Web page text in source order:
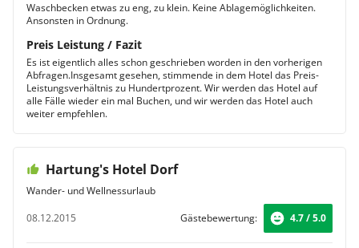
Waschbecken etwas zu eng, zu klein. Keine Ablagemöglichkeiten.
Ansonsten in Ordnung.
Preis Leistung / Fazit
Es ist eigentlich alles schon geschrieben worden in den vorherigen
Abfragen.Insgesamt gesehen, stimmende in dem Hotel das Preis-
Leistungsverhältnis zu Hundertprozent. Wir werden das Hotel auf
alle Fälle wieder ein mal Buchen, und wir werden das Hotel auch
weiter empfehlen.
Hartung's Hotel Dorf
Wander- und Wellnessurlaub
08.12.2015
Gästebewertung: 4.7 / 5.0